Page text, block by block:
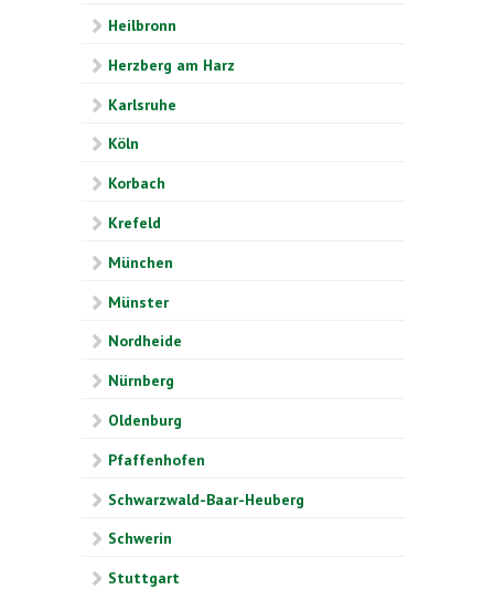
Heilbronn
Herzberg am Harz
Karlsruhe
Köln
Korbach
Krefeld
München
Münster
Nordheide
Nürnberg
Oldenburg
Pfaffenhofen
Schwarzwald-Baar-Heuberg
Schwerin
Stuttgart